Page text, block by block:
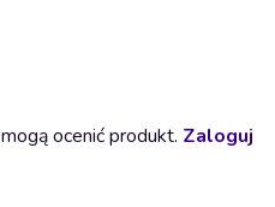
ocenić produkt. Zaloguj